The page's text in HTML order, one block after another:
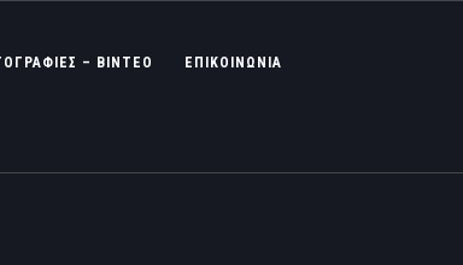
– ΒΊΝΤΕΟ ΕΠΙΚΟΙΝΩΝΙΑ